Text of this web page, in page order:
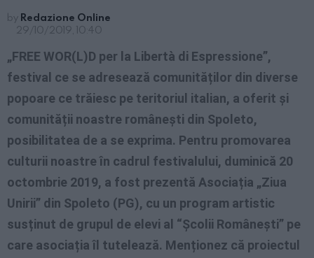
by Redazione Online
29/10/2019, 10:40
„FREE WOR(L)D per la Libertà di Espressione”,
festival ce se adresează comunităților din diverse
popoare ce trăiesc pe teritoriul italian, a oferit și
comunității noastre românești din Spoleto,
posibilitatea de a se exprima. Pentru promovarea
culturii noastre în cadrul festivalului, duminică 20
octombrie 2019, a fost prezentă Asociația „Ziua
Unirii” din Spoleto (PG), cu un program artistic
susținut de grupul de elevi al “Școlii Românești” pe
care asociația îl tutelează. Menționez că proiectul